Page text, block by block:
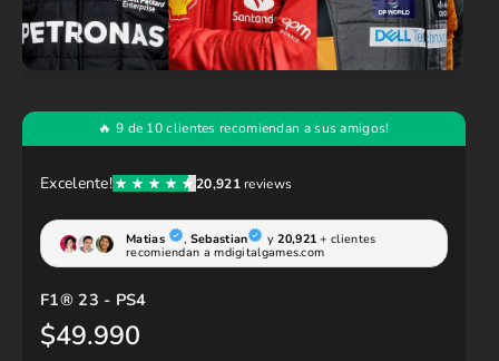
F1® 23 - PS4
P
$49.990